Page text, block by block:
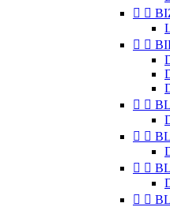
 
 
 
 
 
 